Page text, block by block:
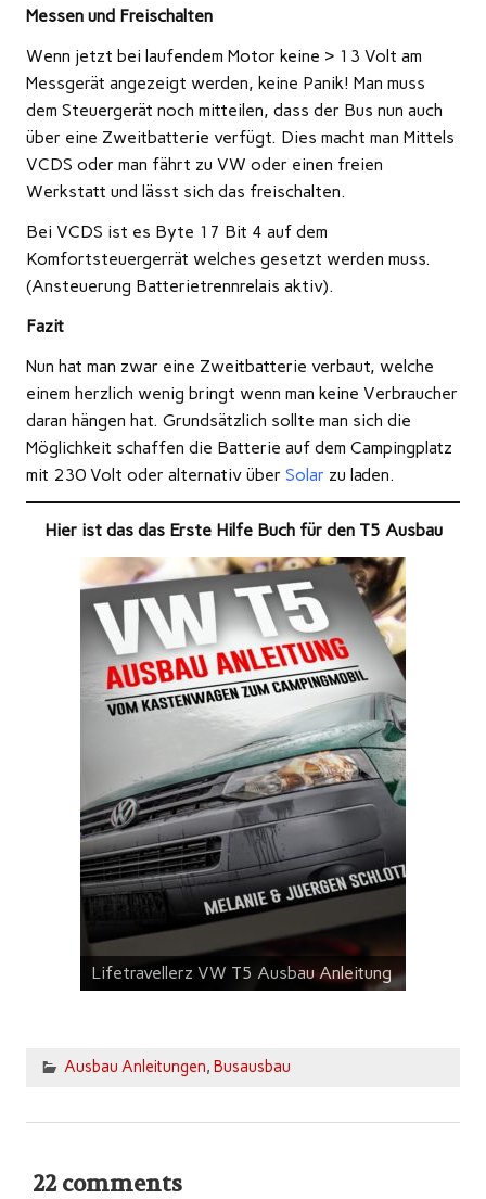
Messen und Freischalten
Wenn jetzt bei laufendem Motor keine > 13 Volt am
Messgerät angezeigt werden, keine Panik! Man muss
dem Steuergerät noch mitteilen, dass der Bus nun auch
über eine Zweitbatterie verfügt. Dies macht man Mittels
VCDS oder man fährt zu VW oder einen freien
Werkstatt und lässt sich das freischalten.
Bei VCDS ist es Byte 17 Bit 4 auf dem
Komfortsteuergerrät welches gesetzt werden muss.
(Ansteuerung Batterietrennrelais aktiv).
Fazit
Nun hat man zwar eine Zweitbatterie verbaut, welche
einem herzlich wenig bringt wenn man keine Verbraucher
daran hängen hat. Grundsätzlich sollte man sich die
Möglichkeit schaffen die Batterie auf dem Campingplatz
mit 230 Volt oder alternativ über Solar zu laden.
Hier ist das das Erste Hilfe Buch für den T5 Ausbau
Lifetravellerz VW T5 Ausbau Anleitung
Ausbau Anleitungen, Busausbau
22 comments